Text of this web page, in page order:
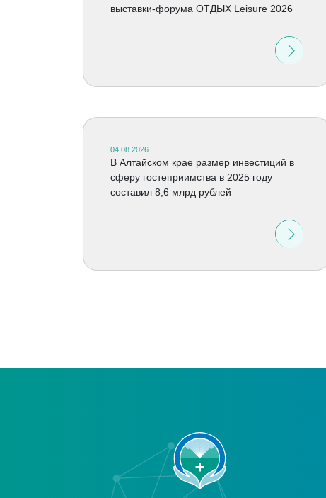
выставки-форума ОТДЫХ Leisure 2026
04.08.2026
В Алтайском крае размер инвестиций в
сферу гостеприимства в 2025 году
составил 8,6 млрд рублей